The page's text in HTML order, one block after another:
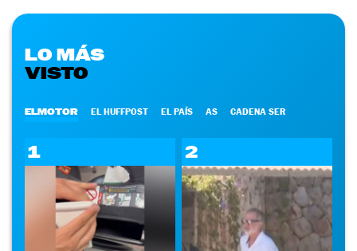
LO MÁS
VISTO
ELMOTOR EL HUFFPOST EL PAÍS AS CADENA SER
1 2